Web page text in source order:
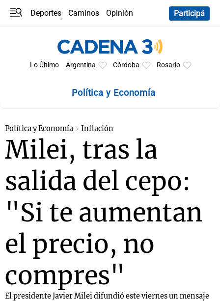
Deportes Caminos
Opinión
Participá
Lo Último Argentina Córdoba Rosario
Política y Economía
Política y Economía Inflación
Milei, tras la
salida del cepo:
"Si te aumentan
el precio, no
compres"
El presidente Javier Milei difundió este viernes un mensaje